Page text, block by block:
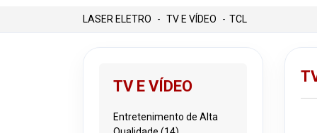
TV E VÍDEO TCL
TV E VÍDEO
Entretenimento de Alta